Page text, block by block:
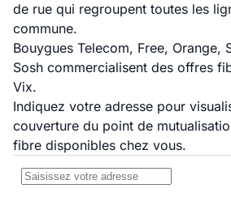
de rue qui regroupent toutes les
commune.
Bouygues Telecom, Free, Orange,
Sosh commercialisent des offres
Vix.
Indiquez votre adresse pour
couverture du point de
fibre disponibles chez vous.